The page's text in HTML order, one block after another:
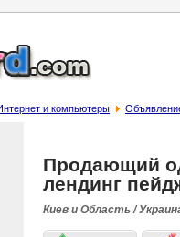
и компьютеры
Продающий
лендинг
Киев и Область /